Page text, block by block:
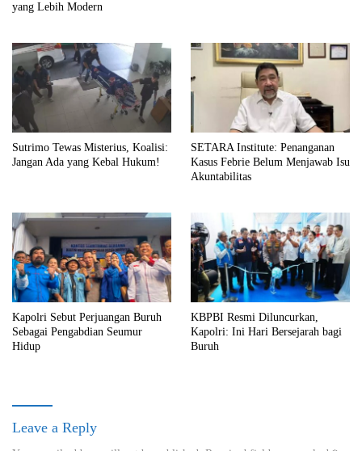
yang Lebih Modern
Sutrimo Tewas Misterius, Koalisi:
Jangan Ada yang Kebal Hukum!
SETARA Institute: Penanganan
Kasus Febrie Belum Menjawab Isu
Akuntabilitas
Kapolri Sebut Perjuangan Buruh
Sebagai Pengabdian Seumur
Hidup
KBPBI Resmi Diluncurkan,
Kapolri: Ini Hari Bersejarah bagi
Buruh
Leave a Reply